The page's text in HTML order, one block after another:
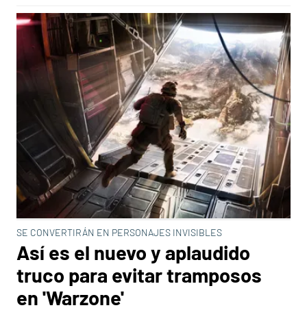
SE CONVERTIRÁN EN PERSONAJES INVISIBLES
Así es el nuevo y aplaudido
truco para evitar tramposos
en 'Warzone'